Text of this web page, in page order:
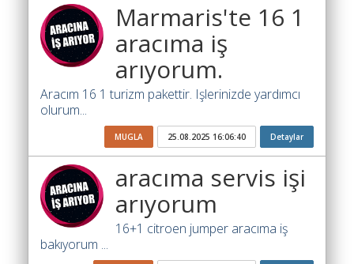
Marmaris'te 16 1
aracıma iş
arıyorum.
Aracım 16 1 turizm pakettir. Işlerinizde yardımcı
olurum...
MUGLA 25.08.2025 16:06:40 Detaylar
aracıma servis işi
arıyorum
16+1 citroen jumper aracıma iş
bakıyorum ...